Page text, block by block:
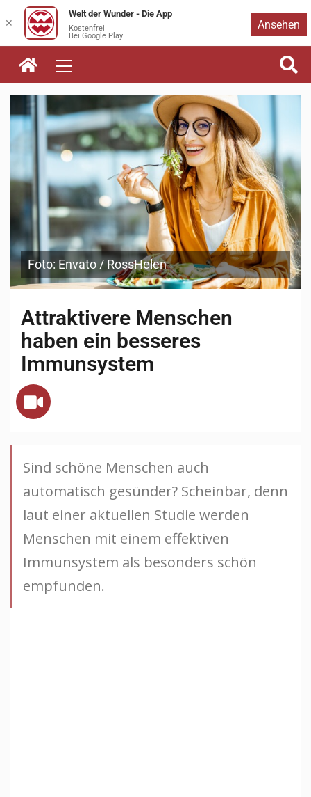
Zum
Inhalt
springen
Foto: Envato / RossHelen
Attraktivere Menschen
haben ein besseres
Immunsystem
Sind schöne Menschen auch
automatisch gesünder? Scheinbar, denn
laut einer aktuellen Studie werden
Menschen mit einem effektiven
Immunsystem als besonders schön
empfunden.
✕
Welt der Wunder - Die App
Kostenfrei
Bei Google Play
Ansehen